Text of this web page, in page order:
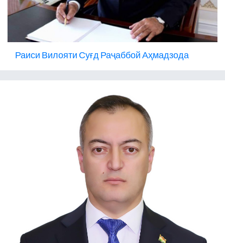
Раиси Вилояти Суғд Раҷаббой Аҳмадзода